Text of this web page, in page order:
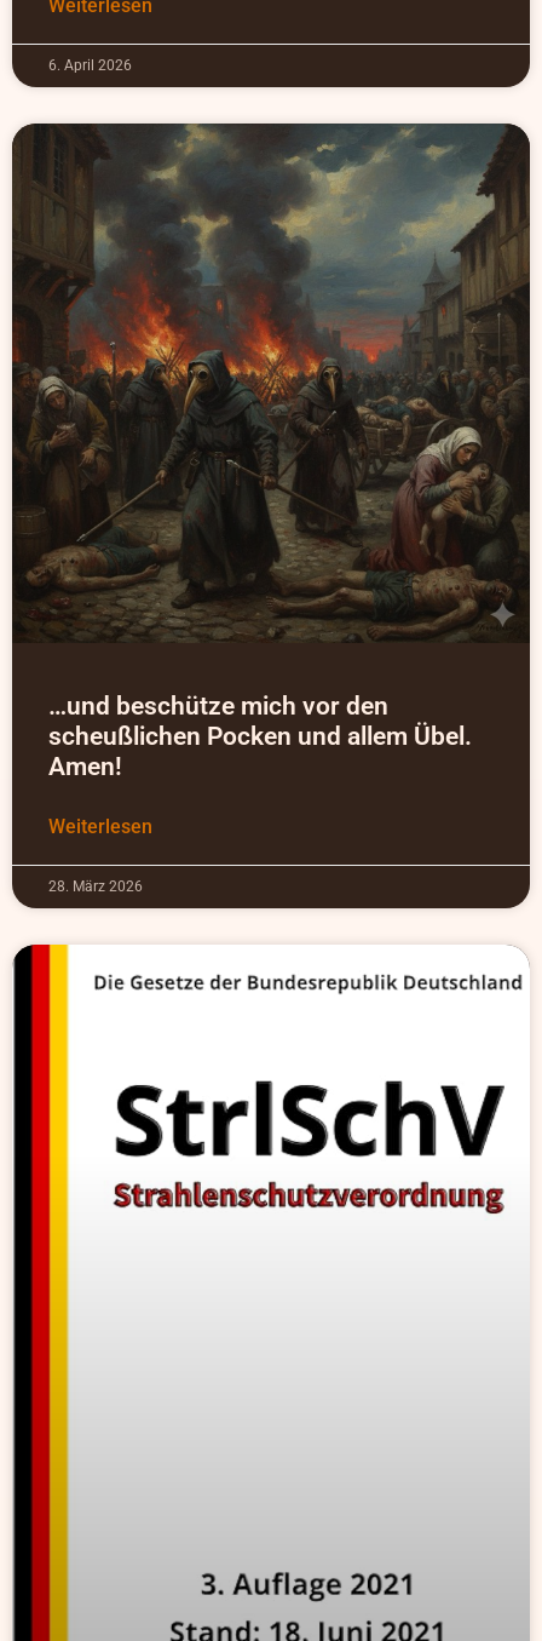
Weiterlesen
6. April 2026
…und beschütze mich vor den
scheußlichen Pocken und allem Übel.
Amen!
Weiterlesen
28. März 2026